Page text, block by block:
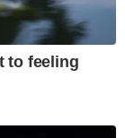
to feeling